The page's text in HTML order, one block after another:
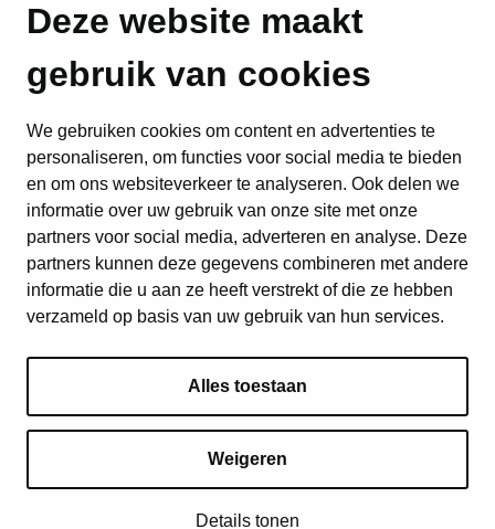
Deze website maakt
gebruik van cookies
We gebruiken cookies om content en advertenties te
personaliseren, om functies voor social media te bieden
en om ons websiteverkeer te analyseren. Ook delen we
informatie over uw gebruik van onze site met onze
partners voor social media, adverteren en analyse. Deze
partners kunnen deze gegevens combineren met andere
informatie die u aan ze heeft verstrekt of die ze hebben
verzameld op basis van uw gebruik van hun services.
Alles toestaan
Weigeren
Details tonen